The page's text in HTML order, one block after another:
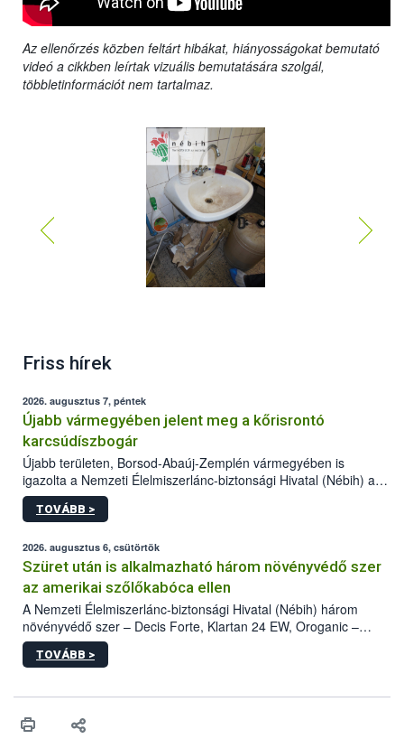
Az ellenőrzés közben feltárt hibákat, hiányosságokat bemutató
videó a cikkben leírtak vizuális bemutatására szolgál,
többletinformációt nem tartalmaz.
Friss hírek
2026. augusztus 7, péntek
Újabb vármegyében jelent meg a kőrisrontó
karcsúdíszbogár
Újabb területen, Borsod-Abaúj-Zemplén vármegyében is
igazolta a Nemzeti Élelmiszerlánc-biztonsági Hivatal (Nébih) a
kőrisrontó karcsúdíszbogár (Agrilus planipennis) jelenlétét. A
kártevőt nem csak színcsapdában találták meg, de már fertőzött
az intenzív felderítést, emellett az intézkedéseket a szlovák
hatósággal is összehangolják a terjedés megállítása érdekében.
TOVÁBB >
2026. augusztus 6, csütörtök
Szüret után is alkalmazható három növényvédő szer
az amerikai szőlőkabóca ellen
A Nemzeti Élelmiszerlánc-biztonsági Hivatal (Nébih) három
növényvédő szer – Decis Forte, Klartan 24 EW, Oroganic –
engedélyokiratát módosította, így azok a szüretet követően,
egészen a vesszőérettség (BBCH 91) stádiumáig
érésű szőlőkben is legyen lehetőség a károsító elleni további
felhasználók számára is elérhető és ökológiai termesztésben is
TOVÁBB >